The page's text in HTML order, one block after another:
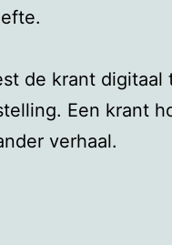
de krant digitaal
Een krant
verhaal.